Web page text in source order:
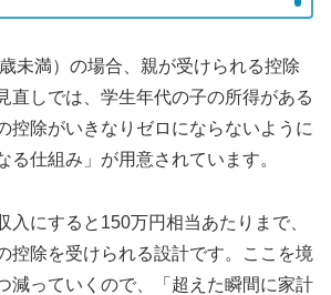
未満）の場合、親が受けられる控除
直しでは、学生年代の子の所得がある
控除がいきなりゼロにならないように
る仕組み」が用意されています。
入にすると150万円相当あたりまで、
控除を受けられる設計です。ここを境
減っていくので、「超えた瞬間に家計